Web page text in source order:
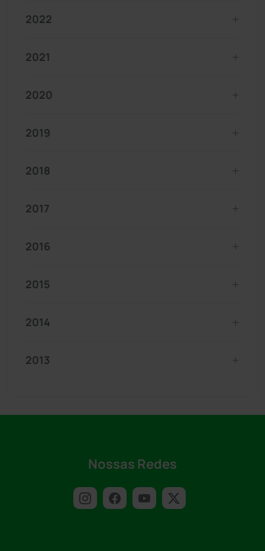
2022
2021
2020
2019
2018
2017
2016
2015
2014
2013
Nossas Redes